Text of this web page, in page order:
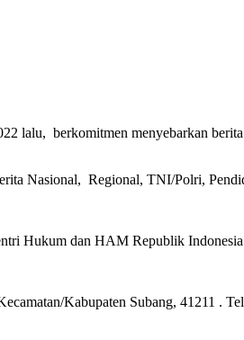
lalu, berkomitmen menyebarkan
Nasional, Regional, TNI/Polri,
Hukum dan HAM Republik
Kabupaten Subang, 41211 .